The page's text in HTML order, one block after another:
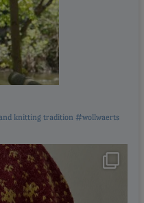
knitting tradition #wollwaerts